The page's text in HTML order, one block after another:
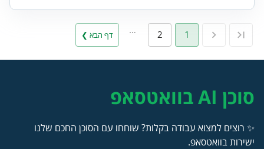
1
2 דף הבא ❯
סוכן AI בוואטסאפ
✨ רוצים למצוא עבודה בקלות? שוחחו עם הסוכן החכם שלנו
ישירות בוואטסאפ.